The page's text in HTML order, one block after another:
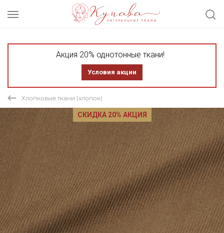
Акция 20% однотонные ткани!
Условия акции
Хлопковые ткани (хлопок)
СКИДКА 20% АКЦИЯ